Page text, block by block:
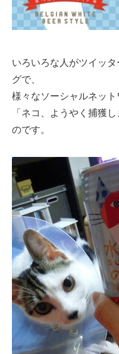
いろいろな人がツイッ
グで、
様々なソーシャルネット
「ネコ、ようやく捕獲
のです。